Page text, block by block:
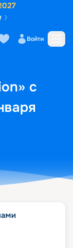
Войти
с
Маршрут и